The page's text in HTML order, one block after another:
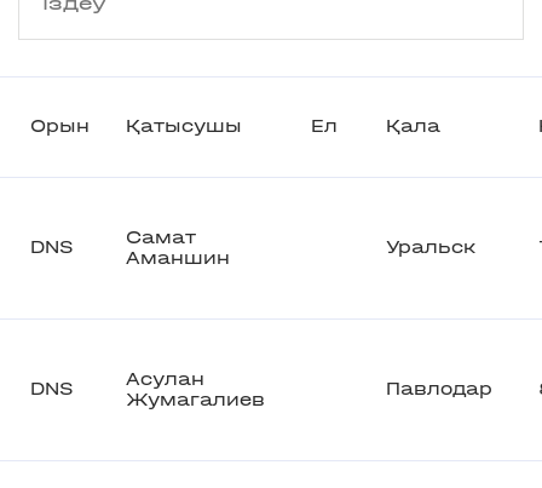
Орын Қатысушы Ел Қала
DNS
Самат
Аманшин
Уральск
DNS
Асулан
Жумагалиев
Павлодар